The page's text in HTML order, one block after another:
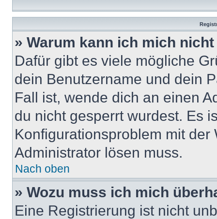
» Warum kann ich mich
Dafür gibt es viele mögliche
dein Benutzername und dein
Fall ist, wende dich an einen
du nicht gesperrt wurdest. Es
Konfigurationsproblem mit
Administrator lösen muss.
Nach oben
» Wozu muss ich mich
Eine Registrierung ist nicht